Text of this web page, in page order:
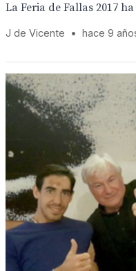
La Feria de Fallas 2017
J de Vicente • hace 9